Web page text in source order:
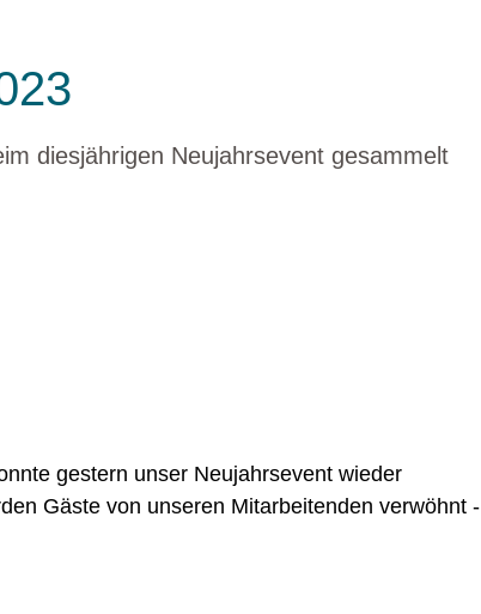
diesjährigen Neujahrsevent gesammelt
gestern unser Neujahrsevent wieder
Gäste von unseren Mitarbeitenden verwöhnt -